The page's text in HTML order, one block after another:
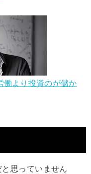
働より投資のが儲か
思っていません